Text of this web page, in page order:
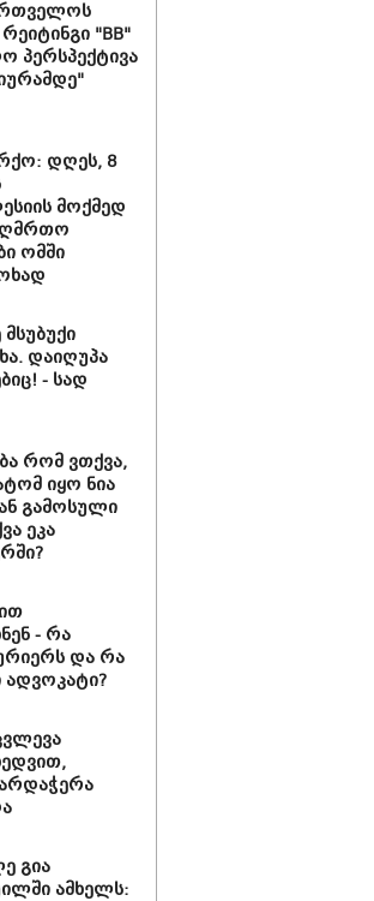
"BB"
პერსპექტივა
დღეს, 8
მოქმედ
ომში
დაიღუპა
- სად
რომ ვთქვა,
იყო ნია
გამოსული
ეკა
- რა
და რა
ადვოკატი?
გია
ამხელს: